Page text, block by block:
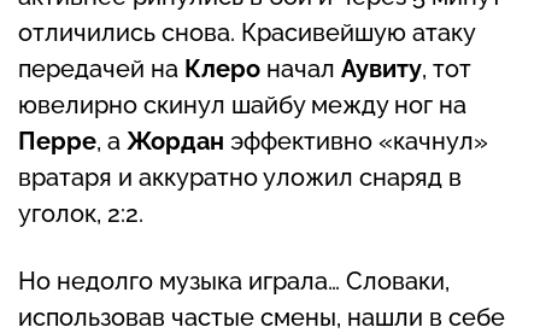
отличились снова. Красивейшую атаку
передачей на Клеро начал Аувиту, тот
ювелирно скинул шайбу между ног на
Перре, а Жордан эффективно «качнул»
вратаря и аккуратно уложил снаряд в
уголок, 2:2.
Но недолго музыка играла… Словаки,
использовав частые смены, нашли в себе